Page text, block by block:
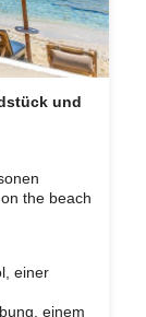
und
the beach
einer
einem